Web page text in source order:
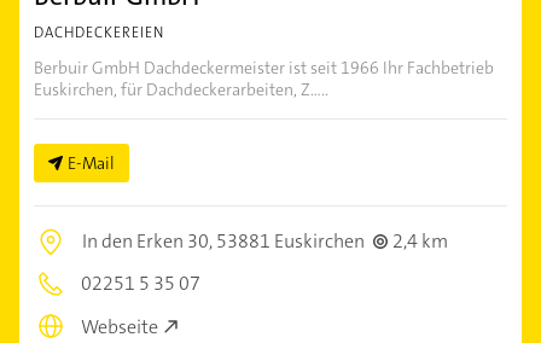
DACHDECKEREIEN
Berbuir GmbH Dachdeckermeister ist seit 1966 Ihr Fachbetrieb
Euskirchen, für Dachdeckerarbeiten, Z.....
E-Mail
In den Erken 30,53881 Euskirchen
2,4 km
02251 5 35 07
Webseite